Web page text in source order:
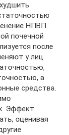
НПВП
почечной
после
у лиц
а
средства.
Эффект
оценивая